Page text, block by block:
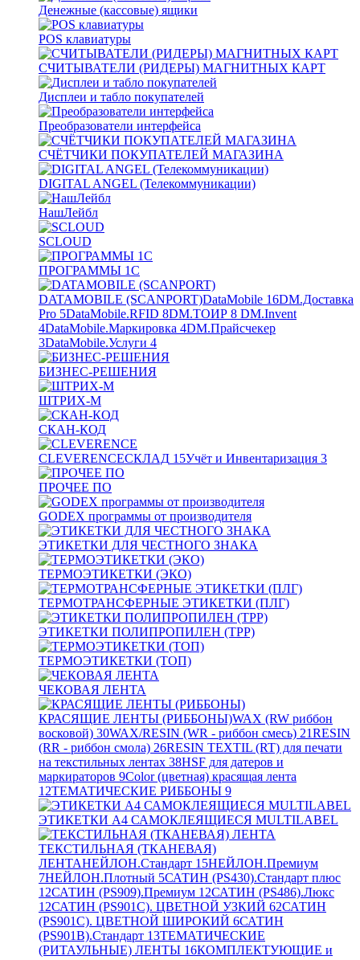
Денежные (кассовые) ящики
POS клавиатуры
СЧИТЫВАТЕЛИ (РИДЕРЫ) МАГНИТНЫХ КАРТ
Дисплеи и табло покупателей
Преобразователи интерфейса
СЧЁТЧИКИ ПОКУПАТЕЛЕЙ МАГАЗИНА
DIGITAL ANGEL (Телекоммуникации)
НашЛейбл
SCLOUD
ПРОГРАММЫ 1С
DATAMOBILE (SCANPORT)DataMobile 16DM.Доставка
Pro 5DataMobile.RFID 8DM.ТОИР 8 DM.Invent
4DataMobile.Маркировка 4DM.Прайсчекер
3DataMobile.Услуги 4
БИЗНЕС-РЕШЕНИЯ
ШТРИХ-М
СКАН-КОД
CLEVERENCEСКЛАД 15Учёт и Инвентаризация 3
ПРОЧЕЕ ПО
GODEX программы от производителя
ЭТИКЕТКИ ДЛЯ ЧЕСТНОГО ЗНАКА
ТЕРМОЭТИКЕТКИ (ЭКО)
ТЕРМОТРАНСФЕРНЫЕ ЭТИКЕТКИ (ПЛГ)
ЭТИКЕТКИ ПОЛИПРОПИЛЕН (TPP)
ТЕРМОЭТИКЕТКИ (ТОП)
ЧЕКОВАЯ ЛЕНТА
КРАСЯЩИЕ ЛЕНТЫ (РИББОНЫ)WAX (RW риббон
восковой) 30WAX/RESIN (WR - риббон смесь) 21RESIN
(RR - риббон смола) 26RESIN TEXTIL (RT) для печати
на текстильных лентах 38HSF для датеров и
маркираторов 9Color (цветная) красящая лента
12ТЕМАТИЧЕСКИЕ РИББОНЫ 9
ЭТИКЕТКИ А4 САМОКЛЕЯЩИЕСЯ MULTILABEL
ТЕКСТИЛЬНАЯ (ТКАНЕВАЯ)
ЛЕНТАНЕЙЛОН.Стандарт 15НЕЙЛОН.Премиум
7НЕЙЛОН.Плотный 5САТИН (PS430).Стандарт плюс
12САТИН (PS909).Премиум 12САТИН (PS486).Люкс
12САТИН (PS901C). ЦВЕТНОЙ УЗКИЙ 62САТИН
(PS901C). ЦВЕТНОЙ ШИРОКИЙ 6САТИН
(PS901B).Стандарт 13ТЕМАТИЧЕСКИЕ
(РИТАУЛЬНЫЕ) ЛЕНТЫ 16КОМПЛЕКТУЮЩИЕ и